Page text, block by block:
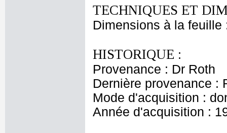
TECHNIQUES ET
Dimensions à la
HISTORIQUE :
Provenance : Dr Roth
Dernière provenance :
Mode d'acquisition :
Année d'acquisition :